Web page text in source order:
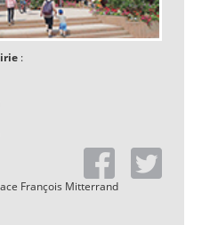
:
François Mitterrand